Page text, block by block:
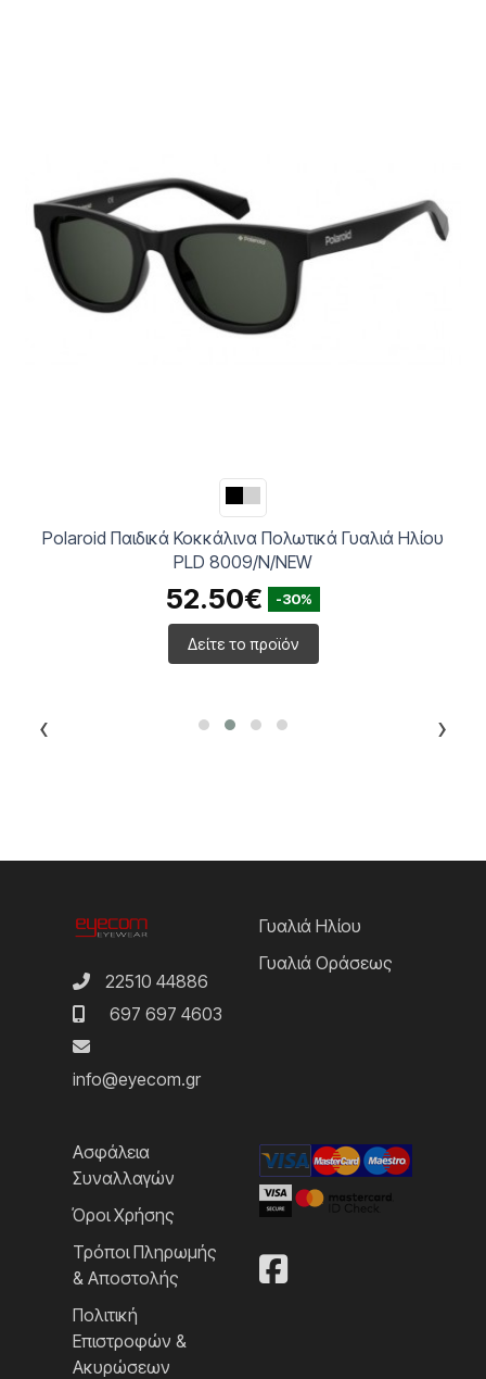
Polaroid Παιδικά Κοκκάλινα Πολωτικά Γυαλιά Ηλίου
PLD 8009/N/NEW
52.50€ -30%
Δείτε το προϊόν
‹ ›
22510 44886
697 697 4603
info@eyecom.gr
Γυαλιά Ηλίου
Γυαλιά Οράσεως
Ασφάλεια
Συναλλαγών
Όροι Χρήσης
Τρόποι Πληρωμής
& Αποστολής
Πολιτική
Επιστροφών &
Ακυρώσεων